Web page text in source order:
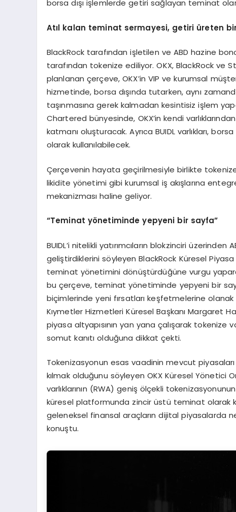
borsa dışı işlemlerde getiri sağlayan teminat
Atıl kalan teminat sermayesi, getiri üreten
BlackRock tarafından işletilen ve ABD hazine
tarafından tokenize ediliyor. OKX, BlackRock
planlanan çerçeve, OKX’in VIP ve kurumsal
hizmetinde, borsa dışında tutarken, aynı
taşınmasına gerek kalmadan kesintisiz işlem
Chartered bünyesinde, OKX’in kendi
katmanı oluşturacak. Ayrıca BUIDL varlıkları,
olarak kullanılabilecek.
Çerçevenin hayata geçirilmesiyle birlikte
likidite yönetimi gibi kurumsal iş akışlarına
mekanizması haline geliyor.
“Teminat yönetiminde yepyeni bir sayfa”
BUIDL’i nitelikli yatırımcıların blokzinciri
geliştirdiklerini söyleyen BlackRock Küresel
teminat yönetimini dönüştürdüğüne vurgu
bu çerçeve, teminat yönetiminde yepyeni bir
biçimlerinde yeni fırsatları keşfetmelerine
Kıymetler Hizmetleri Küresel Başkanı Margaret
piyasa altyapısının yan yana çalışarak tokenize
somut kanıtı olduğuna dikkat çekti.
Tokenizasyonun esas vaadinin mevcut
kılmak olduğunu söyleyen OKX Küresel Yönetici
varlıklarının (RWA) geniş ölçekli
küresel platformunda zincir üstü teminat olarak
geleneksel finansal araçların dijital piyasalarda
konuştu.